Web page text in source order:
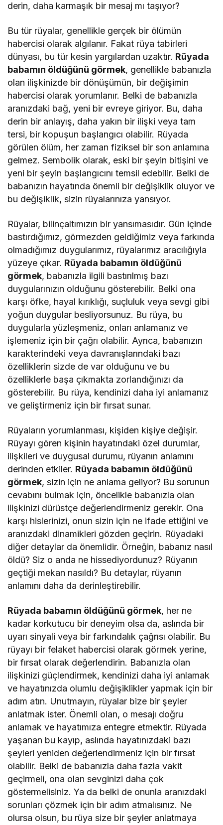
derin, daha karmaşık bir mesaj mı taşıyor?
Bu tür rüyalar, genellikle gerçek bir ölümün
habercisi olarak algılanır. Fakat rüya tabirleri
dünyası, bu tür kesin yargılardan uzaktır. Rüyada
babamın öldüğünü görmek, genellikle babanızla
olan ilişkinizde bir dönüşümün, bir değişimin
habercisi olarak yorumlanır. Belki de babanızla
aranızdaki bağ, yeni bir evreye giriyor. Bu, daha
derin bir anlayış, daha yakın bir ilişki veya tam
tersi, bir kopuşun başlangıcı olabilir. Rüyada
görülen ölüm, her zaman fiziksel bir son anlamına
gelmez. Sembolik olarak, eski bir şeyin bitişini ve
yeni bir şeyin başlangıcını temsil edebilir. Belki de
babanızın hayatında önemli bir değişiklik oluyor ve
bu değişiklik, sizin rüyalarınıza yansıyor.
Rüyalar, bilinçaltımızın bir yansımasıdır. Gün içinde
bastırdığımız, görmezden geldiğimiz veya farkında
olmadığımız duygularımız, rüyalarımız aracılığıyla
yüzeye çıkar. Rüyada babamın öldüğünü
görmek, babanızla ilgili bastırılmış bazı
duygularınızın olduğunu gösterebilir. Belki ona
karşı öfke, hayal kırıklığı, suçluluk veya sevgi gibi
yoğun duygular besliyorsunuz. Bu rüya, bu
duygularla yüzleşmeniz, onları anlamanız ve
işlemeniz için bir çağrı olabilir. Ayrıca, babanızın
karakterindeki veya davranışlarındaki bazı
özelliklerin sizde de var olduğunu ve bu
özelliklerle başa çıkmakta zorlandığınızı da
gösterebilir. Bu rüya, kendinizi daha iyi anlamanız
ve geliştirmeniz için bir fırsat sunar.
Rüyaların yorumlanması, kişiden kişiye değişir.
Rüyayı gören kişinin hayatındaki özel durumlar,
ilişkileri ve duygusal durumu, rüyanın anlamını
derinden etkiler. Rüyada babamın öldüğünü
görmek, sizin için ne anlama geliyor? Bu sorunun
cevabını bulmak için, öncelikle babanızla olan
ilişkinizi dürüstçe değerlendirmeniz gerekir. Ona
karşı hislerinizi, onun sizin için ne ifade ettiğini ve
aranızdaki dinamikleri gözden geçirin. Rüyadaki
diğer detaylar da önemlidir. Örneğin, babanız nasıl
öldü? Siz o anda ne hissediyordunuz? Rüyanın
geçtiği mekan nasıldı? Bu detaylar, rüyanın
anlamını daha da derinleştirebilir.
Rüyada babamın öldüğünü görmek, her ne
kadar korkutucu bir deneyim olsa da, aslında bir
uyarı sinyali veya bir farkındalık çağrısı olabilir. Bu
rüyayı bir felaket habercisi olarak görmek yerine,
bir fırsat olarak değerlendirin. Babanızla olan
ilişkinizi güçlendirmek, kendinizi daha iyi anlamak
ve hayatınızda olumlu değişiklikler yapmak için bir
adım atın. Unutmayın, rüyalar bize bir şeyler
anlatmak ister. Önemli olan, o mesajı doğru
anlamak ve hayatımıza entegre etmektir. Rüyada
yaşanan bu kayıp, aslında hayatınızdaki bazı
şeyleri yeniden değerlendirmeniz için bir fırsat
olabilir. Belki de babanızla daha fazla vakit
geçirmeli, ona olan sevginizi daha çok
göstermelisiniz. Ya da belki de onunla aranızdaki
sorunları çözmek için bir adım atmalısınız. Ne
olursa olsun, bu rüya size bir şeyler anlatmaya